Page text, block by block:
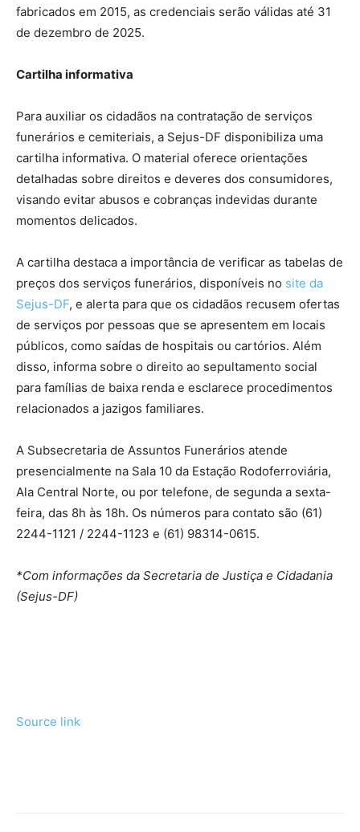
fabricados em 2015, as credenciais serão válidas até 31
de dezembro de 2025.
Cartilha informativa
Para auxiliar os cidadãos na contratação de serviços
funerários e cemiteriais, a Sejus-DF disponibiliza uma
cartilha informativa. O material oferece orientações
detalhadas sobre direitos e deveres dos consumidores,
visando evitar abusos e cobranças indevidas durante
momentos delicados.
A cartilha destaca a importância de verificar as tabelas de
preços dos serviços funerários, disponíveis no site da
Sejus-DF, e alerta para que os cidadãos recusem ofertas
de serviços por pessoas que se apresentem em locais
públicos, como saídas de hospitais ou cartórios. Além
disso, informa sobre o direito ao sepultamento social
para famílias de baixa renda e esclarece procedimentos
relacionados a jazigos familiares.
A Subsecretaria de Assuntos Funerários atende
presencialmente na Sala 10 da Estação Rodoferroviária,
Ala Central Norte, ou por telefone, de segunda a sexta-
feira, das 8h às 18h. Os números para contato são (61)
2244-1121 / 2244-1123 e (61) 98314-0615.
*Com informações da Secretaria de Justiça e Cidadania
(Sejus-DF)
Source link